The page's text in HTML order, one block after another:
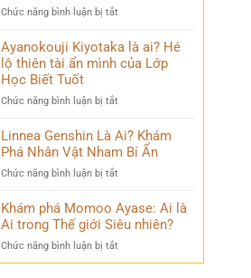
chuyện
thú
vị
Phá
Sư
Lý
Số
Bi
Thương
Chức năng bình luận bị tắt
Uchiha
Lộ
Tần
Tật
Kẻ
Diện
Huyền
Ayanokouji Kiyotaka là ai? Hé
lộ thiên tài ẩn mình của Lớp
Học Biết Tuốt
Chức năng bình luận bị tắt
Kiyotaka
Hé
thiên
tài
Linnea Genshin Là Ai? Khám
Phá Nhân Vật Nham Bí Ẩn
Chức năng bình luận bị tắt
Genshin
Là
Khám
Phá
Khám phá Momoo Ayase: Ai là
Ai trong Thế giới Siêu nhiên?
Chức năng bình luận bị tắt
Khám